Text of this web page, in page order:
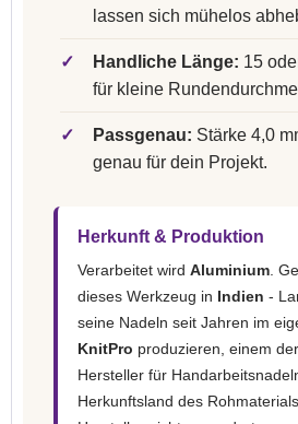
lassen sich mühelos
✓ Handliche Länge: 15
für kleine
✓ Passgenau: Stärke 4,0
genau für dein Projekt.
Herkunft & Produktion
Verarbeitet wird Aluminium .
dieses Werkzeug in Indien -
seine Nadeln seit Jahren im
KnitPro produzieren, einem
Hersteller für
Herkunftsland des